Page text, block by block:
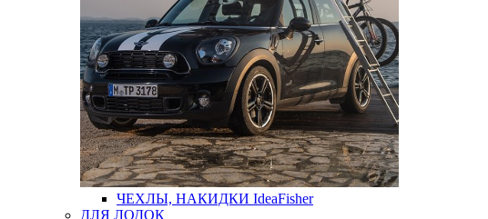
ЧЕХЛЫ, НАКИДКИ IdeaFisher
ДЛЯ ЛОДОК